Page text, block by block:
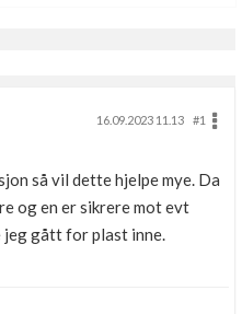
16.09.2023 11.13
#1
så vil dette hjelpe mye. Da
og en er sikrere mot evt
jeg gått for plast inne.